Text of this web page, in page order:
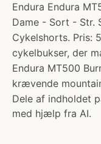
Endura Endura
Dame - Sort - Str.
Cykelshorts. Pris:
cykelbukser, der
Endura MT500
krævende
Dele af indholdet
med hjælp fra AI.